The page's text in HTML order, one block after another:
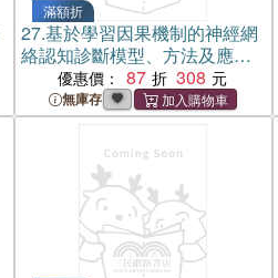
滿額折
27.基於學習因果機制的神經網
絡認知診斷模型、方法及應用
（簡體書）
優惠價： 87 308
無庫存